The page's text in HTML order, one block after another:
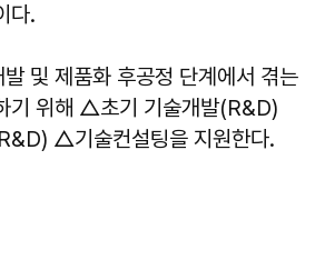
다.
및 제품화 후공정 단계에서 겪는
기 위해 △초기 기술개발(R&D)
△기술컨설팅을 지원한다.